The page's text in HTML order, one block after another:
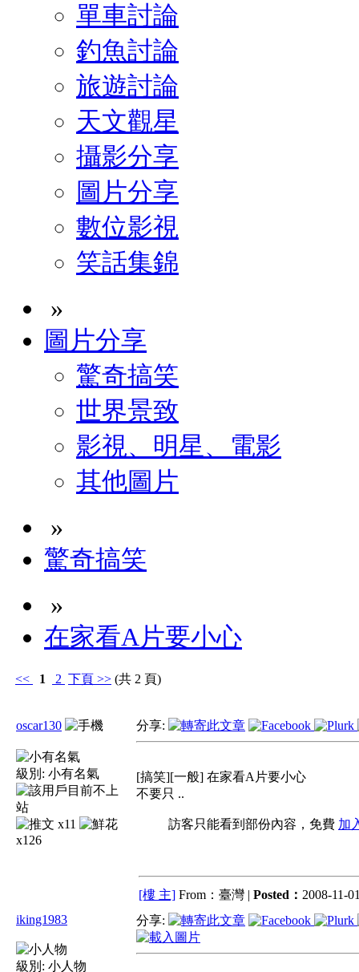
單車討論
釣魚討論
旅遊討論
天文觀星
攝影分享
圖片分享
數位影視
笑話集錦
»
圖片分享
驚奇搞笑
世界景致
影視、明星、電影
其他圖片
»
驚奇搞笑
»
在家看A片要小心
<< 1 2 下頁 >> (共 2 頁)
oscar130
級別: 小有名氣
x11
x126
分享:
[搞笑][一般] 在家看A片要小心
不要只 ..
訪客只能看到部份內容，免費 加
[樓 主] From：臺灣 | Posted： 2008-11-
iking1983
級別: 小人物
分享: